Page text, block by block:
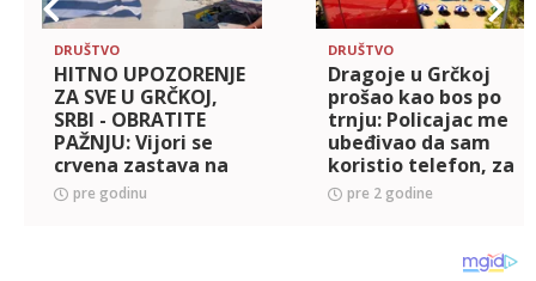
DRUŠTVO
HITNO UPOZORENJE
ZA SVE U GRČKOJ,
SRBI - OBRATITE
PAŽNJU: Vijori se
crvena zastava na
'PLAŽI SMRTI' -
Devojku jedva
pre godinu
DRUŠTVO
Dragoje u Grčkoj
prošao kao bos po
trnju: Policajac me
ubeđivao da sam
koristio telefon, za
to vreme druga
ekipa je...
pre 2 godine